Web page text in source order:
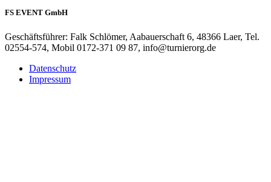
FS EVENT GmbH
Geschäftsführer: Falk Schlömer, Aabauerschaft 6, 48366 Laer, Tel.
02554-574, Mobil 0172-371 09 87, info@turnierorg.de
Datenschutz
Impressum